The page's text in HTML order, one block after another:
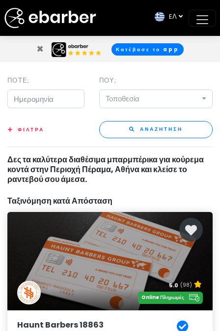
× Κατέβασε το app
EΛ
ΠΟΤΕ; ΠΟΥ;
Τοποθεσία
ΦΙΛΤΡΑ ΑΝΑΖΗΤΗΣΗ
Δες τα καλύτερα διαθέσιμα μπαρμπέρικα για κούρεμα
κοντά στην Περιοχή Πέραμα, Αθήνα και κλείσε το
ραντεβού σου άμεσα.
Ταξινόμηση κατά Απόσταση
5.0 (98)
Online Πληρωμές
Haunt Barbers 18863